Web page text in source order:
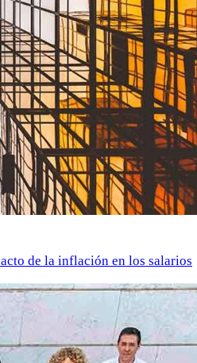
de la inflación en los salarios